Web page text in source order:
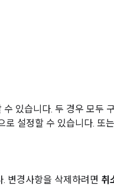
있습니다. 두 경우 모두
로 설정할 수 있습니다. 또는
. 변경사항을 삭제하려면 취